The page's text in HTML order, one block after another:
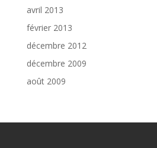
avril 2013
février 2013
décembre 2012
décembre 2009
août 2009